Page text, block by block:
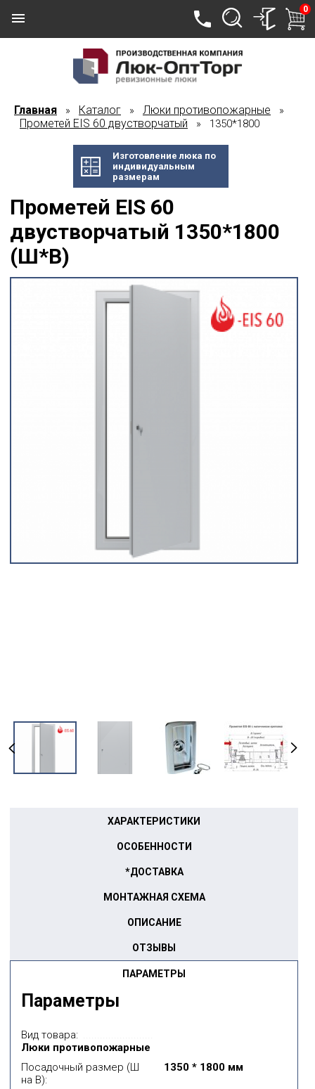
0
Главная » Каталог » Люки противопожарные »
Прометей EIS 60 двустворчатый » 1350*1800
Изготовление люка по
индивидуальным
размерам
Прометей EIS 60
двустворчатый 1350*1800
(Ш*В)
ПАРАМЕТРЫ
ХАРАКТЕРИСТИКИ
ОСОБЕННОСТИ
*ДОСТАВКА
МОНТАЖНАЯ СХЕМА
ОПИСАНИЕ
ОТЗЫВЫ
Параметры
Вид товара:
Люки противопожарные
Посадочный размер (Ш
на В):
1350 * 1800 мм